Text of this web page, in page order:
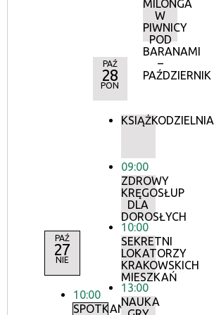
MILONGA
W
PIWNICY
POD
BARANAMI
–
PAŹDZIERNIK
PAŹ
27
NIE
10:00
SPOTKANIE
PAŹ
28
PON
KSIĄŻKODZIELNIA
09:00
ZDROWY
KRĘGOSŁUP
DLA
DOROSŁYCH
10:00
SEKRETNI
LOKATORZY
KRAKOWSKICH
MIESZKAŃ
13:00
NAUKA